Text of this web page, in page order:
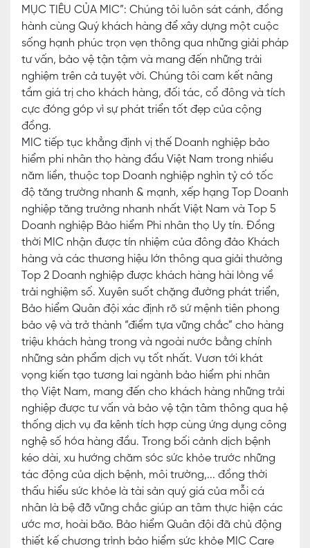
MỤC TIÊU CỦA MIC”: Chúng tôi luôn sát cánh, đồng
hành cùng Quý khách hàng để xây dựng một cuộc
sống hạnh phúc trọn vẹn thông qua những giải pháp
tư vấn, bảo vệ tận tậm và mang đến những trải
nghiệm trên cả tuyệt vời. Chúng tôi cam kết nâng
tầm giá trị cho khách hàng, đối tác, cổ đông và tích
cực đóng góp vì sự phát triển tốt đẹp của cộng
đồng.
MIC tiếp tục khẳng định vị thế Doanh nghiệp bảo
hiểm phi nhân thọ hàng đầu Việt Nam trong nhiều
năm liền, thuộc top Doanh nghiệp nghìn tỷ có tốc
độ tăng trường nhanh & mạnh, xếp hạng Top Doanh
nghiệp tăng trưởng nhanh nhất Việt Nam và Top 5
Doanh nghiệp Bảo hiểm Phi nhân thọ Uy tín. Đồng
thời MIC nhận được tín nhiệm của đông đảo Khách
hàng và các thương hiệu lớn thông qua giải thưởng
Top 2 Doanh nghiệp được khách hàng hài lòng về
trải nghiệm số. Xuyên suốt chặng đường phát triển,
Bảo hiểm Quân đội xác định rõ sứ mệnh tiên phong
bảo vệ và trở thành “điểm tựa vững chắc” cho hàng
triệu khách hàng trong và ngoài nước bằng chính
những sản phẩm dịch vụ tốt nhất. Vươn tới khát
vọng kiến tạo tương lai ngành bảo hiểm phi nhân
thọ Việt Nam, mang đến cho khách hàng những trải
nghiệp được tư vấn và bảo vệ tận tâm thông qua hệ
thống dịch vụ đa kênh tích hợp cùng ứng dụng công
nghệ số hóa hàng đầu. Trong bối cảnh dịch bệnh
kéo dài, xu hướng chăm sóc sức khỏe trước những
tác động của dịch bệnh, môi trường,... đồng thời
thấu hiểu sức khỏe là tài sản quý giá của mỗi cá
nhân là bệ đỡ vững chắc giúp an tâm thực hiện các
ước mơ, hoài bão. Bảo hiểm Quân đội đã chủ động
thiết kế chương trình bảo hiểm sức khỏe MIC Care